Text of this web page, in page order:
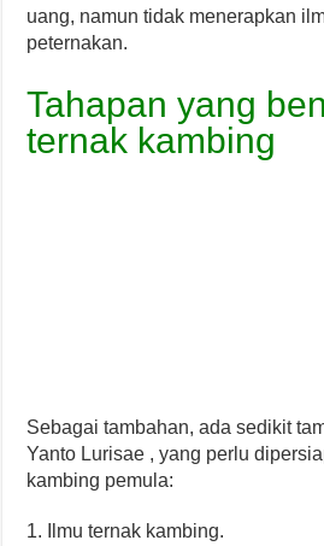
uang, namun tidak menerapkan
peternakan.
Tahapan yang
ternak kambing
Sebagai tambahan, ada sedikit
Yanto Lurisae , yang perlu
kambing pemula:
1. Ilmu ternak kambing.